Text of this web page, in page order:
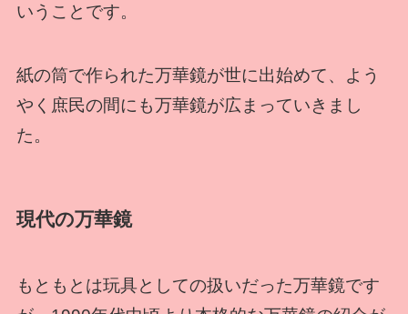
いうことです。
紙の筒で作られた万華鏡が世に出始めて、よう
やく庶民の間にも万華鏡が広まっていきまし
た。
現代の万華鏡
もともとは玩具としての扱いだった万華鏡です